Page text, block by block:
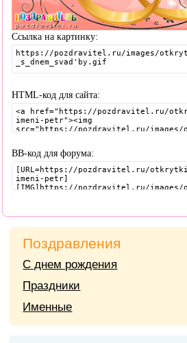
Ссылка на картинку:
HTML-код для сайта:
BB-код для форума:
Поздравления
С днем рождения
Праздники
Именные